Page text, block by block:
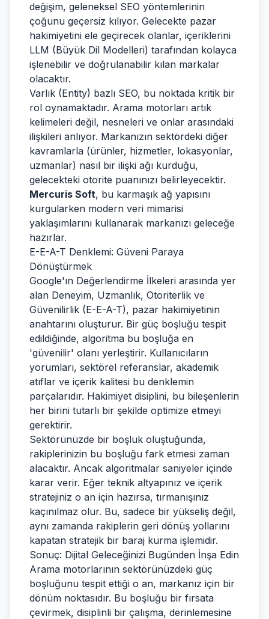
değişim, geleneksel SEO yöntemlerinin
çoğunu geçersiz kılıyor. Gelecekte pazar
hakimiyetini ele geçirecek olanlar, içeriklerini
LLM (Büyük Dil Modelleri) tarafından kolayca
işlenebilir ve doğrulanabilir kılan markalar
olacaktır.
Varlık (Entity) bazlı SEO, bu noktada kritik bir
rol oynamaktadır. Arama motorları artık
kelimeleri değil, nesneleri ve onlar arasındaki
ilişkileri anlıyor. Markanızın sektördeki diğer
kavramlarla (ürünler, hizmetler, lokasyonlar,
uzmanlar) nasıl bir ilişki ağı kurduğu,
gelecekteki otorite puanınızı belirleyecektir.
Mercuris Soft, bu karmaşık ağ yapısını
kurgularken modern veri mimarisi
yaklaşımlarını kullanarak markanızı geleceğe
hazırlar.
E-E-A-T Denklemi: Güveni Paraya
Dönüştürmek
Google'ın Değerlendirme İlkeleri arasında yer
alan Deneyim, Uzmanlık, Otoriterlik ve
Güvenilirlik (E-E-A-T), pazar hakimiyetinin
anahtarını oluşturur. Bir güç boşluğu tespit
edildiğinde, algoritma bu boşluğa en
'güvenilir' olanı yerleştirir. Kullanıcıların
yorumları, sektörel referanslar, akademik
atıflar ve içerik kalitesi bu denklemin
parçalarıdır. Hakimiyet disiplini, bu bileşenlerin
her birini tutarlı bir şekilde optimize etmeyi
gerektirir.
Sektörünüzde bir boşluk oluştuğunda,
rakiplerinizin bu boşluğu fark etmesi zaman
alacaktır. Ancak algoritmalar saniyeler içinde
karar verir. Eğer teknik altyapınız ve içerik
stratejiniz o an için hazırsa, tırmanışınız
kaçınılmaz olur. Bu, sadece bir yükseliş değil,
aynı zamanda rakiplerin geri dönüş yollarını
kapatan stratejik bir baraj kurma işlemidir.
Sonuç: Dijital Geleceğinizi Bugünden İnşa Edin
Arama motorlarının sektörünüzdeki güç
boşluğunu tespit ettiği o an, markanız için bir
dönüm noktasıdır. Bu boşluğu bir fırsata
çevirmek, disiplinli bir çalışma, derinlemesine